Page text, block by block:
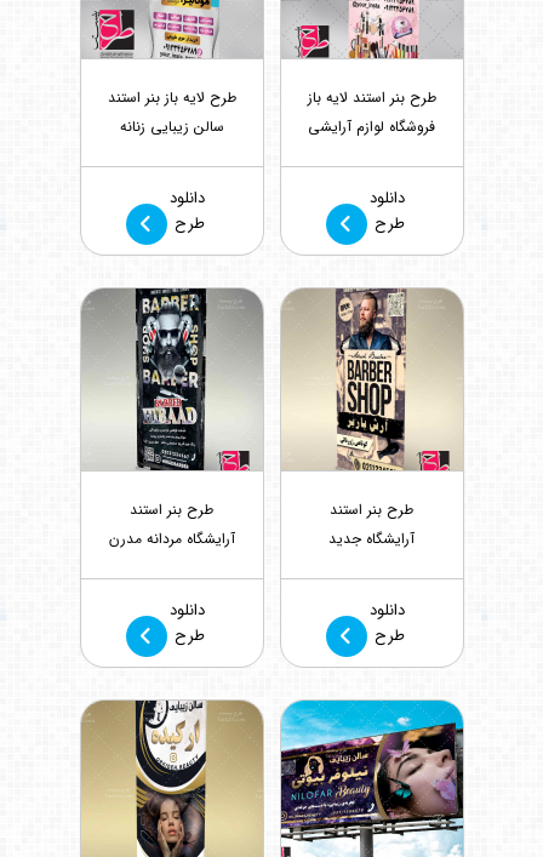
طرح بنر استند لایه باز
فروشگاه لوازم آرایشی
دانلود
طرح
طرح لایه باز بنر استند
سالن زیبایی زنانه
دانلود
طرح
طرح بنر استند
آرایشگاه جدید
دانلود
طرح
طرح بنر استند
آرایشگاه مردانه مدرن
دانلود
طرح